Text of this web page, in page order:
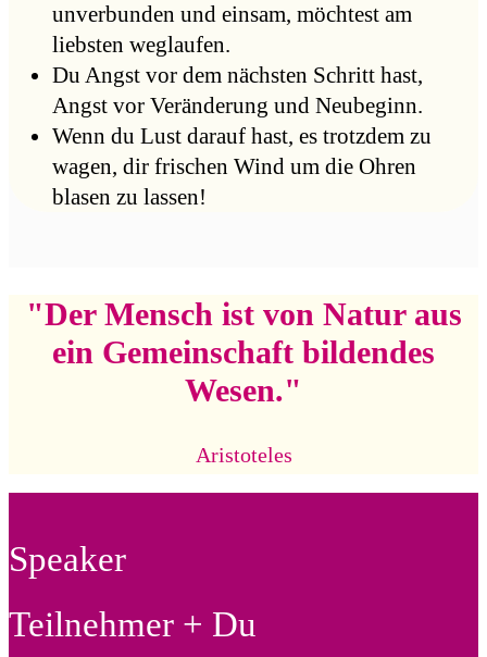
unverbunden und einsam, möchtest am
liebsten weglaufen.
Du Angst vor dem nächsten Schritt hast,
Angst vor Veränderung und Neubeginn.
Wenn du Lust darauf hast, es trotzdem zu
wagen, dir frischen Wind um die Ohren
blasen zu lassen!
"Der Mensch ist von Natur aus
ein Gemeinschaft bildendes
Wesen."
Aristoteles
Speaker
Teilnehmer + Du